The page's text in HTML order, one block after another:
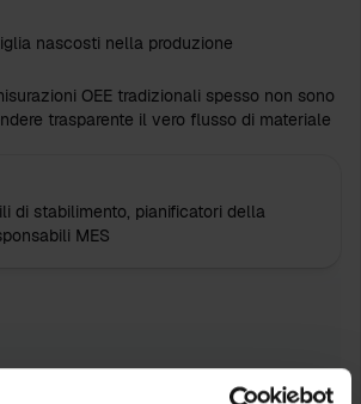
nascosti nella produzione
OEE tradizionali spesso non sono
trasparente il vero flusso di materiale
di stabilimento, pianificatori della
MES